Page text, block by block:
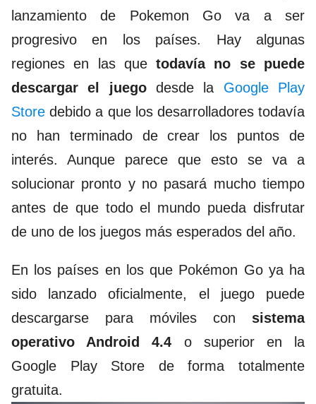
lanzamiento de Pokemon Go va a ser
progresivo en los países. Hay algunas
regiones en las quetodavía no se puede
descargar el juegodesde la Google Play
Store debido a que los desarrolladores todavía
no han terminado de crear los puntos de
interés. Aunque parece que esto se va a
solucionar pronto y no pasará mucho tiempo
antes de que todo el mundo pueda disfrutar
de uno de los juegos más esperados del año.
En los países en los que Pokémon Go ya ha
sido lanzado oficialmente, el juego puede
descargarse para móviles con sistema
operativo Android 4.4 o superior en la
Google Play Store de forma totalmente
gratuita.